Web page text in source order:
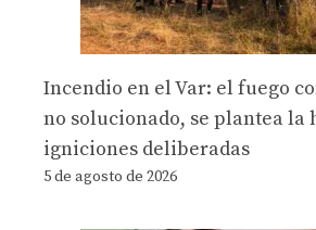
Incendio en el Var: el fuego
no solucionado, se plantea la
igniciones deliberadas
5 de agosto de 2026